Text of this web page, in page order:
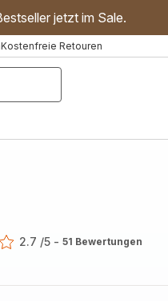
jetzt im Sale.
Kostenfreie Retouren
2.7 /5 - 51 Bewertungen